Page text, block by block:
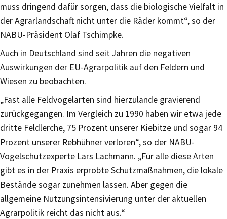
muss dringend dafür sorgen, dass die biologische Vielfalt in
der Agrarlandschaft nicht unter die Räder kommt“, so der
NABU-Präsident Olaf Tschimpke.
Auch in Deutschland sind seit Jahren die negativen
Auswirkungen der EU-Agrarpolitik auf den Feldern und
Wiesen zu beobachten.
„Fast alle Feldvogelarten sind hierzulande gravierend
zurückgegangen. Im Vergleich zu 1990 haben wir etwa jede
dritte Feldlerche, 75 Prozent unserer Kiebitze und sogar 94
Prozent unserer Rebhühner verloren“, so der NABU-
Vogelschutzexperte Lars Lachmann. „Für alle diese Arten
gibt es in der Praxis erprobte Schutzmaßnahmen, die lokale
Bestände sogar zunehmen lassen. Aber gegen die
allgemeine Nutzungsintensivierung unter der aktuellen
Agrarpolitik reicht das nicht aus.“